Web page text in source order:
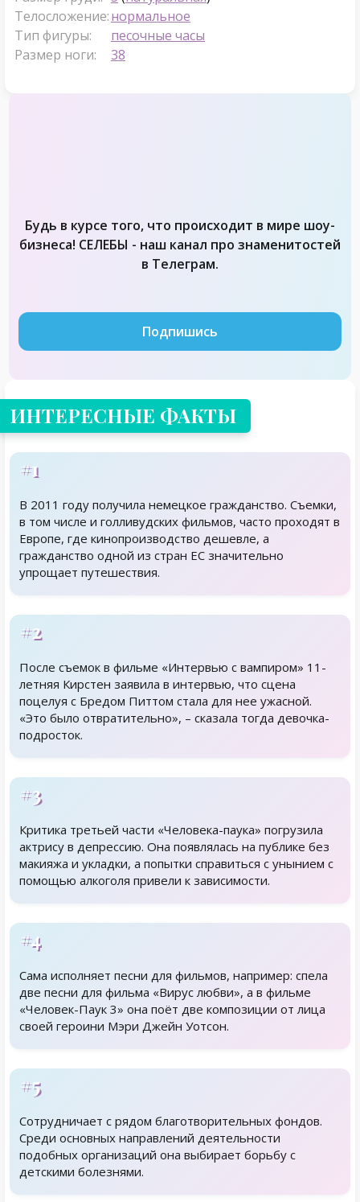
Телосложение:нормальное
Тип фигуры:
песочные часы
Размер ноги:
38
Будь в курсе того, что происходит в мире шоу-
бизнеса! СЕЛЕБЫ - наш канал про знаменитостей
в Телеграм.
Подпишись
ИНТЕРЕСНЫЕ ФАКТЫ
#1
В 2011 году получила немецкое гражданство. Съемки,
в том числе и голливудских фильмов, часто проходят в
Европе, где кинопроизводство дешевле, а
гражданство одной из стран ЕС значительно
упрощает путешествия.
#2
После съемок в фильме «Интервью с вампиром» 11-
летняя Кирстен заявила в интервью, что сцена
поцелуя с Бредом Питтом стала для нее ужасной.
«Это было отвратительно», – сказала тогда девочка-
подросток.
#3
Критика третьей части «Человека-паука» погрузила
актрису в депрессию. Она появлялась на публике без
макияжа и укладки, а попытки справиться с унынием с
помощью алкоголя привели к зависимости.
#4
Сама исполняет песни для фильмов, например: спела
две песни для фильма «Вирус любви», а в фильме
«Человек-Паук 3» она поёт две композиции от лица
своей героини Мэри Джейн Уотсон.
#5
Сотрудничает с рядом благотворительных фондов.
Среди основных направлений деятельности
подобных организаций она выбирает борьбу с
детскими болезнями.